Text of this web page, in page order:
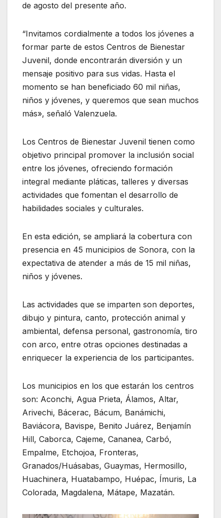
de agosto del presente año.
“Invitamos cordialmente a todos los jóvenes a
formar parte de estos Centros de Bienestar
Juvenil, donde encontrarán diversión y un
mensaje positivo para sus vidas. Hasta el
momento se han beneficiado 60 mil niñas,
niños y jóvenes, y queremos que sean muchos
más», señaló Valenzuela.
Los Centros de Bienestar Juvenil tienen como
objetivo principal promover la inclusión social
entre los jóvenes, ofreciendo formación
integral mediante pláticas, talleres y diversas
actividades que fomentan el desarrollo de
habilidades sociales y culturales.
En esta edición, se ampliará la cobertura con
presencia en 45 municipios de Sonora, con la
expectativa de atender a más de 15 mil niñas,
niños y jóvenes.
Las actividades que se imparten son deportes,
dibujo y pintura, canto, protección animal y
ambiental, defensa personal, gastronomía, tiro
con arco, entre otras opciones destinadas a
enriquecer la experiencia de los participantes.
Los municipios en los que estarán los centros
son: Aconchi, Agua Prieta, Álamos, Altar,
Arivechi, Bácerac, Bácum, Banámichi,
Baviácora, Bavispe, Benito Juárez, Benjamín
Hill, Caborca, Cajeme, Cananea, Carbó,
Empalme, Etchojoa, Fronteras,
Granados/Huásabas, Guaymas, Hermosillo,
Huachinera, Huatabampo, Huépac, Ímuris, La
Colorada, Magdalena, Mátape, Mazatán.